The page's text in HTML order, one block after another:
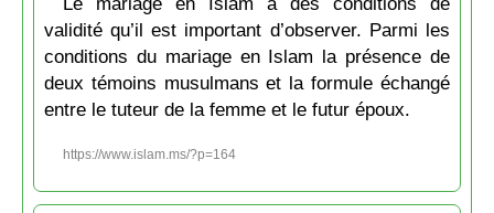
validité qu’il est important d’observer. Parmi les
conditions du mariage en Islam la présence de
deux témoins musulmans et la formule échangé
entre le tuteur de la femme et le futur époux.
https://www.islam.ms/?p=164